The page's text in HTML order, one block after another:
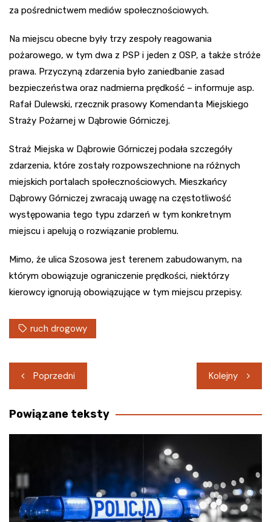
za pośrednictwem mediów społecznościowych.
Na miejscu obecne były trzy zespoły reagowania
pożarowego, w tym dwa z PSP i jeden z OSP, a także stróże
prawa. Przyczyną zdarzenia było zaniedbanie zasad
bezpieczeństwa oraz nadmierna prędkość – informuje asp.
Rafał Dulewski, rzecznik prasowy Komendanta Miejskiego
Straży Pożarnej w Dąbrowie Górniczej.
Straż Miejska w Dąbrowie Górniczej podała szczegóły
zdarzenia, które zostały rozpowszechnione na różnych
miejskich portalach społecznościowych. Mieszkańcy
Dąbrowy Górniczej zwracają uwagę na częstotliwość
występowania tego typu zdarzeń w tym konkretnym
miejscu i apelują o rozwiązanie problemu.
Mimo, że ulica Szosowa jest terenem zabudowanym, na
którym obowiązuje ograniczenie prędkości, niektórzy
kierowcy ignorują obowiązujące w tym miejscu przepisy.
ruch drogowy
Nawigacja
wpisu
Poprzedni Kolejny
Powiązane teksty